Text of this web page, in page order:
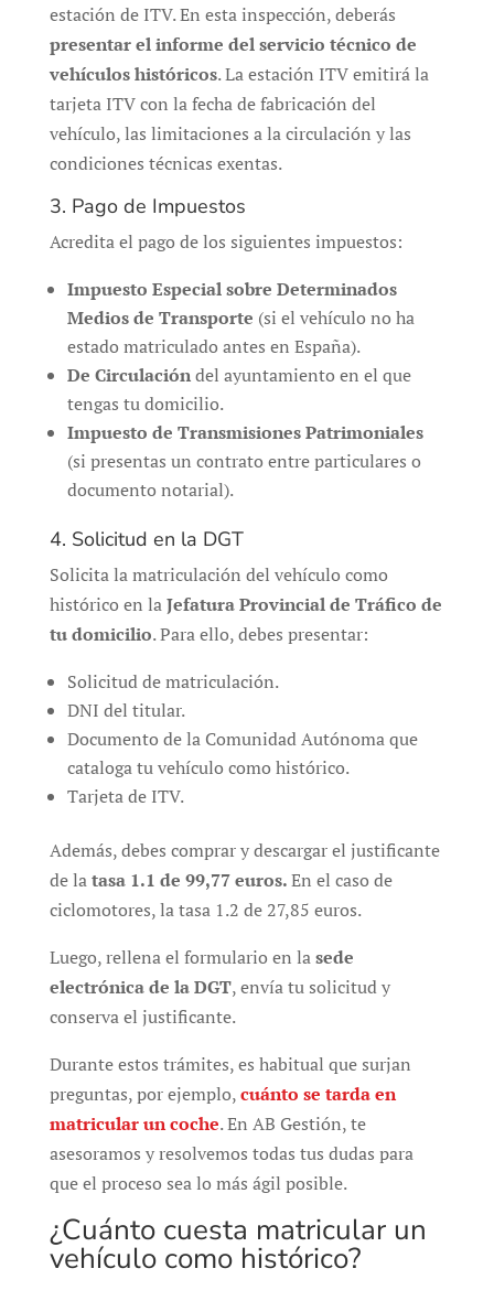
estación de ITV. En esta inspección, deberás
presentar el informe del servicio técnico de
vehículos históricos. La estación ITV emitirá la
tarjeta ITV con la fecha de fabricación del
vehículo, las limitaciones a la circulación y las
condiciones técnicas exentas.
3. Pago de Impuestos
Acredita el pago de los siguientes impuestos:
Impuesto Especial sobre Determinados
Medios de Transporte (si el vehículo no ha
estado matriculado antes en España).
De Circulacióndel ayuntamiento en el que
tengas tu domicilio.
Impuesto de Transmisiones Patrimoniales
(si presentas un contrato entre particulares o
documento notarial).
4. Solicitud en la DGT
Solicita la matriculación del vehículo como
histórico en laJefatura Provincial de Tráfico de
tu domicilio. Para ello, debes presentar:
Solicitud de matriculación.
DNI del titular.
Documento de la Comunidad Autónoma que
cataloga tu vehículo como histórico.
Tarjeta de ITV.
Además, debes comprar y descargar el justificante
de latasa 1.1 de 99,77 euros.En el caso de
ciclomotores, la tasa 1.2 de 27,85 euros.
Luego, rellena el formulario en lasede
electrónica de la DGT, envía tu solicitud y
conserva el justificante.
Durante estos trámites, es habitual que surjan
preguntas, por ejemplo,cuánto se tarda en
matricular un coche. En AB Gestión, te
asesoramos y resolvemos todas tus dudas para
que el proceso sea lo más ágil posible.
¿Cuánto cuesta matricular un
vehículo como histórico?